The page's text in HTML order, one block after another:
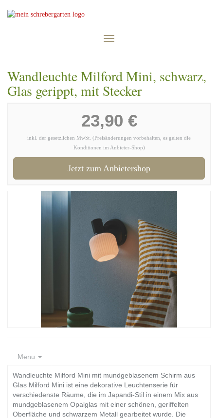
Toggle
Wandleuchte Milford Mini, schwarz,
Glas gerippt, mit Stecker
23,90 €
inkl. der gesetzlichen MwSt. (Preisänderungen vorbehalten, es gelten die
Konditionen im Anbieter-Shop)
Jetzt zum Anbietershop
Menu
Wandleuchte Milford Mini mit mundgeblasenem Schirm aus
Glas Milford Mini ist eine dekorative Leuchtenserie für
verschiedenste Räume, die im Japandi-Stil in einem Mix aus
mundgeblasenem Opalglas mit einer schönen, geriffelten
Oberfläche und schwarzem Metall gearbeitet wurde. Die